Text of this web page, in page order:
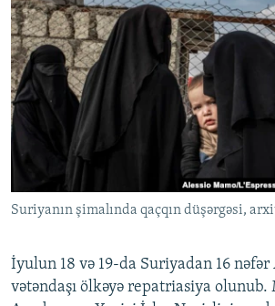
Suriyanın şimalında qaçqın düşərgəsi,
İyulun 18 və 19-da Suriyadan 16 nəfər
vətəndaşı ölkəyə repatriasiya olunub.